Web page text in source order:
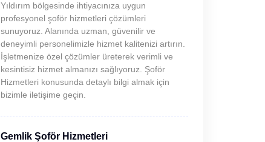
Yıldırım bölgesinde ihtiyacınıza uygun
profesyonel şoför hizmetleri çözümleri
sunuyoruz. Alanında uzman, güvenilir ve
deneyimli personelimizle hizmet kalitenizi artırın.
İşletmenize özel çözümler üreterek verimli ve
kesintisiz hizmet almanızı sağlıyoruz. Şoför
Hizmetleri konusunda detaylı bilgi almak için
bizimle iletişime geçin.
Gemlik Şoför Hizmetleri